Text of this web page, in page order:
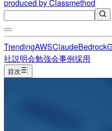
produced by Classmethod
TrendingAWSClaudeBedrock
社説明会勉強会事例採用
目次